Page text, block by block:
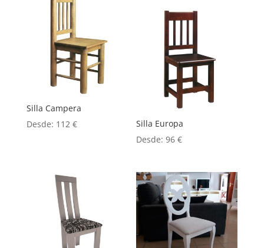
Silla Campera
Desde: 112 €
Silla Europa
Desde:96€